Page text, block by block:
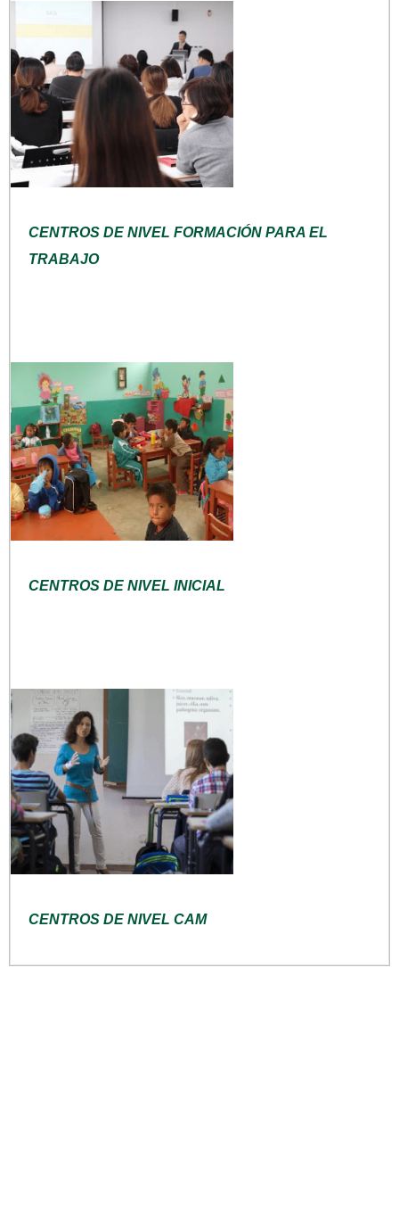
CENTROS DE NIVEL FORMACIÓN PARA EL
TRABAJO
CENTROS DE NIVEL INICIAL
CENTROS DE NIVEL CAM